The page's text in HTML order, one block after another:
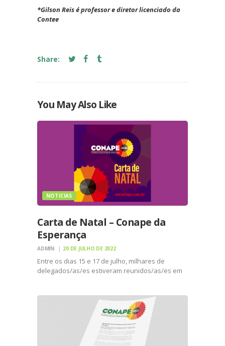
*Gilson Reis é professor e diretor licenciado da
Contee
Share:
You May Also Like
NOTICIAS
Carta de Natal – Conape da
Esperança
ADMIN 20 DE JULHO DE 2022
Entre os dias 15 e 17 de julho, milhares de
delegados/as/es estiveram reunidos/as/es em
de Educação de 2022 (Conape), acumulando mais
debates (desde a…